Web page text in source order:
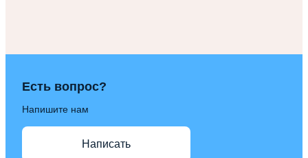
Есть вопрос?
Напишите нам
Написать